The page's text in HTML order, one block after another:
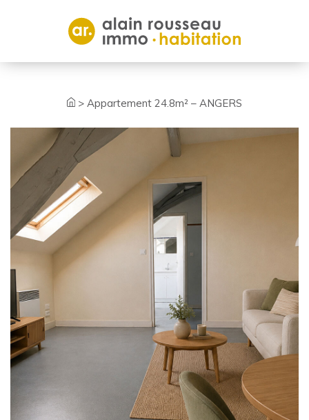
>Appartement 24.8m² – ANGERS